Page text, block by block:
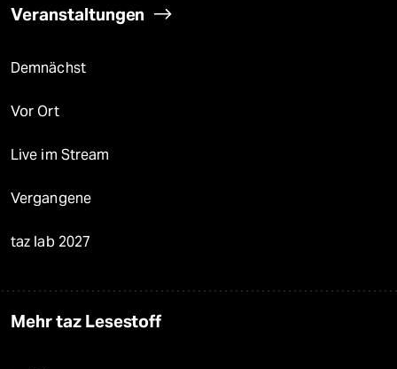
Veranstaltungen
Demnächst
Vor Ort
Live im Stream
Vergangene
taz lab 2027
Mehr taz Lesestoff